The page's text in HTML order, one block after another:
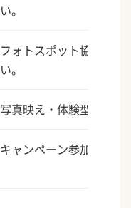
い。
フォトスポット協賛と
い。
写真映え・体験型スポ
キャンペーン参加や効果